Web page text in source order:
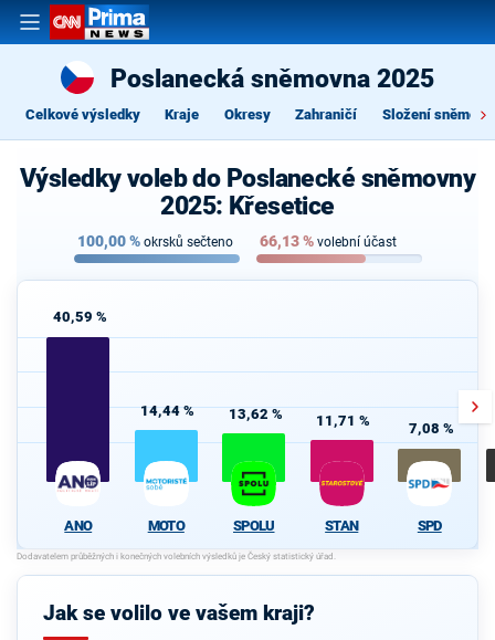
Poslanecká sněmovna 2025
Celkové výsledky Kraje Okresy Zahraničí Složení
Výsledky voleb do Poslanecké sněmovny
2025: Křesetice
100,00% okrsků sečteno 66,13% volební účast
40,59 %
ANO
14,44 %
MOTO
13,62 %
SPOLU
11,71 %
STAN
7,08 %
SPD
Jak se volilo ve vašem kraji?